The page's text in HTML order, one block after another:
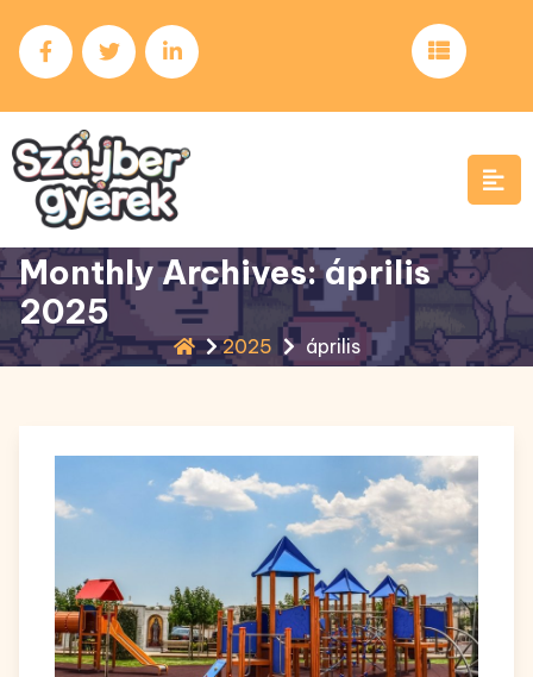
to
content
Monthly Archives: április
2025
2025 április